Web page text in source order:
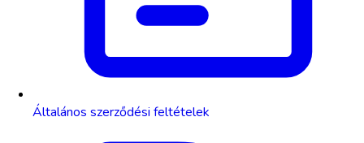
Általános szerződési feltételek